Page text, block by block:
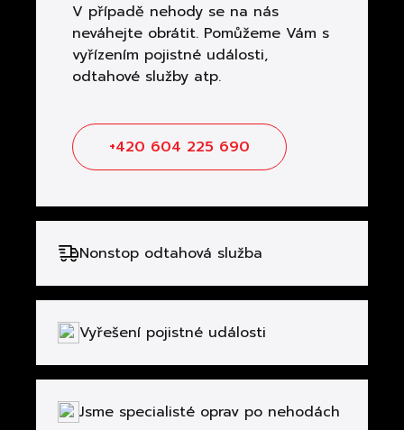
V případě nehody se na nás
neváhejte obrátit. Pomůžeme Vám s
vyřízením pojistné události,
odtahové služby atp.
+420 604 225 690
Nonstop odtahová služba
Vyřešení pojistné události
Jsme specialisté oprav po nehodách